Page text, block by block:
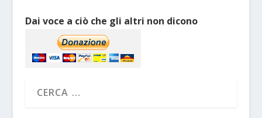
Dai voce a ciò che gli altri non dicono